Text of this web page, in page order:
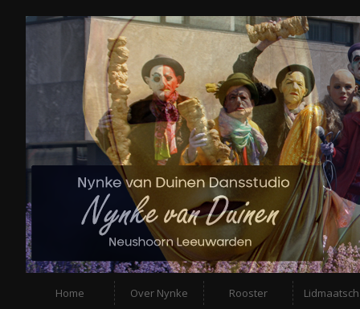
Home Over Nynke Rooster